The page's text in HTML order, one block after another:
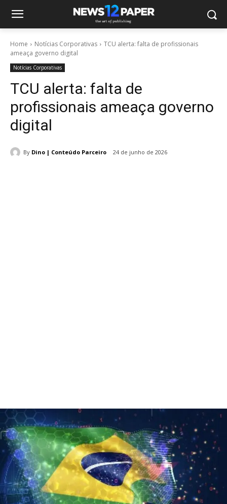
Home Notícias Corporativas
TCU alerta: falta de profissionais
ameaça governo digital
Notícias Corporativas
TCU alerta: falta de
profissionais ameaça governo
digital
By Dino | Conteúdo Parceiro 24 de junho de 2026